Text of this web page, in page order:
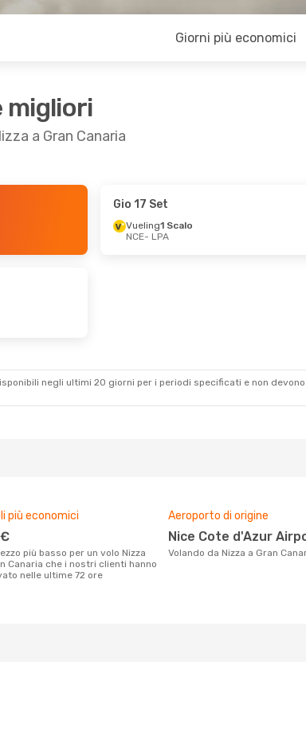
Giorni più economici
migliori
a Gran Canaria
- NCE
LPA
- NCE
Gio 17 Set
Vueling1 Scalo
NCE- LPA
negli ultimi 20 giorni per i periodi specificati e non
più economici
Canaria che i nostri clienti hanno
nelle ultime 72 ore
Aeroporto di origine
Nice Cote d'Azur
Volando da Nizza a Gran